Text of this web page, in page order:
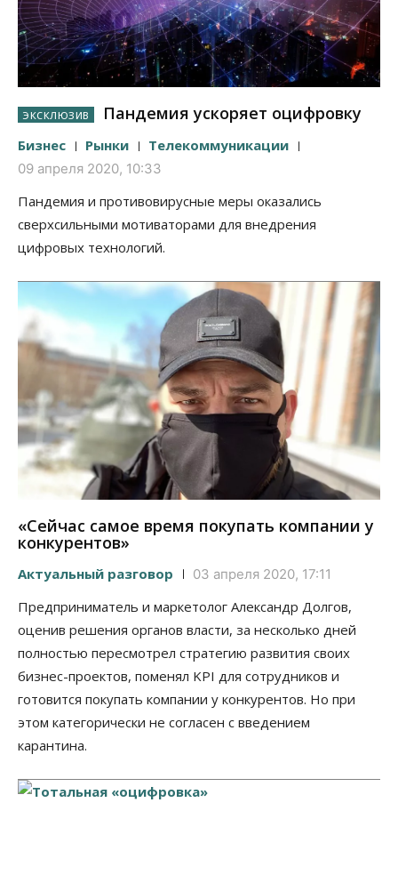
Пандемия ускоряет оцифровку
Бизнес Рынки Телекоммуникации
09 апреля 2020, 10:33
Пандемия и противовирусные меры оказались
сверхсильными мотиваторами для внедрения
цифровых технологий.
«Сейчас самое время покупать компании у
конкурентов»
Актуальный разговор 03 апреля 2020, 17:11
Предприниматель и маркетолог Александр Долгов,
оценив решения органов власти, за несколько дней
полностью пересмотрел стратегию развития своих
бизнес-проектов, поменял KPI для сотрудников и
готовится покупать компании у конкурентов. Но при
этом категорически не согласен с введением
карантина.